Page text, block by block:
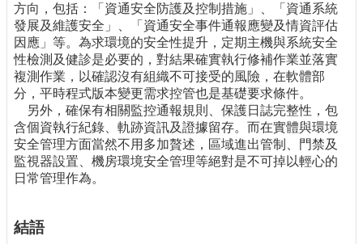
方向，包括：「資通安全防護及控制措施」、「資通系統
發展及維護安全」、「資通安全事件通報應變及情資評估
因應」等。為求環境的安全性提升，定期主機與系統安全
性檢測及健診是必要的，對結果確實執行修補作業並落實
複測作業，以確認沒有組織不可接受的風險，在軟體部
分，平時程式版本變更需求控管也是基礎要求條件。
另外，確保有相關監控通報規則、保護日誌完整性，包
含個資執行紀錄、軌跡資訊及證據留存。而在實體與環境
安全管理方面當然不用多加贅述，區域進出管制、門禁及
監視器設置、機房環境安全管理等絕對是不可掉以輕心的
日常管理作為。
結語